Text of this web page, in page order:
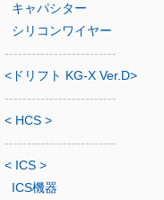
キャパシター
シリコンワイヤー
-------------------------
<ドリフト KG-X Ver.D>
-------------------------
< HCS >
-------------------------
< ICS >
ICS機器